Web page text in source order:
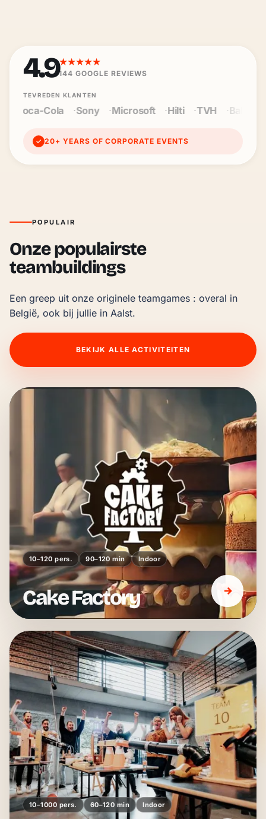
4.9★★★★★
144 GOOGLE REVIEWS
TEVREDEN KLANTEN
Microsoft Hilti TVH Baloise Wienerberger
✓ 20+ YEARS OF CORPORATE EVENTS
POPULAIR
Onze populairste
teambuildings
Een greep uit onze originele teamgames : overal in
België, ook bij jullie in Aalst.
BEKIJK ALLE ACTIVITEITEN
10–120 pers. 90–120 min Indoor
Cake Factory
10–1000 pers. 60–120 min Indoor